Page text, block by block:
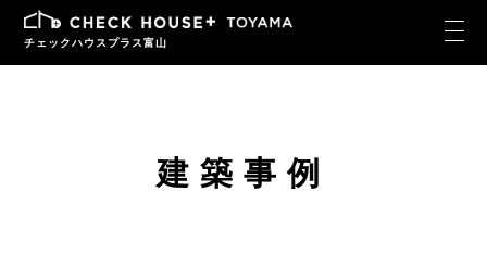
チェックハウスプラス富山
建築事例